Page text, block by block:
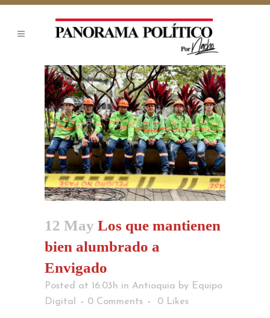
12 May Los que mantienen
bien alumbrado a
Envigado
Posted at 16:03h in Antioquia by Equipo
Digital
0 Comments 0 Likes